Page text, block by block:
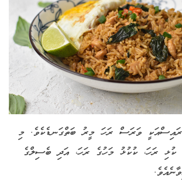
ވަރަސް ރަހަ މީރު ބަތްގަނޑެކެވެ. މި
ރަހަ، ކުކުޅު މަހުގެ ރަހަ، އަދި ބެސިލްގެ